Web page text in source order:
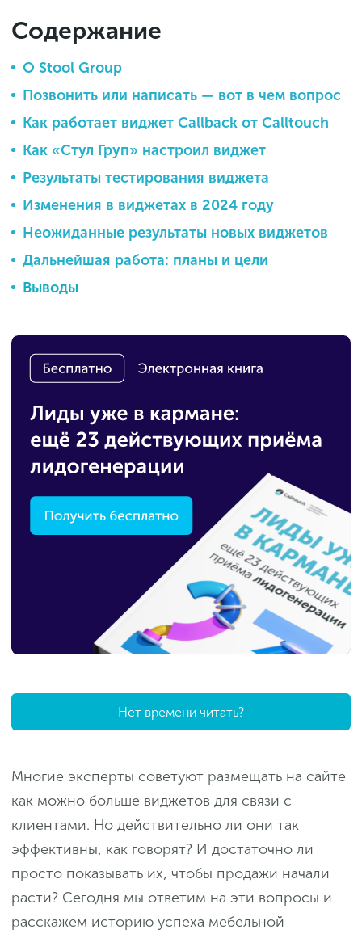
Содержание
О Stool Group
Позвонить или написать — вот в чем вопрос
Как работает виджет Callback от Calltouch
Как «Стул Груп» настроил виджет
Результаты тестирования виджета
Изменения в виджетах в 2024 году
Неожиданные результаты новых виджетов
Дальнейшая работа: планы и цели
Выводы
Нет времени читать?
Многие эксперты советуют размещать на сайте
как можно больше виджетов для связи с
клиентами. Но действительно ли они так
эффективны, как говорят? И достаточно ли
просто показывать их, чтобы продажи начали
расти? Сегодня мы ответим на эти вопросы и
расскажем историю успеха мебельной